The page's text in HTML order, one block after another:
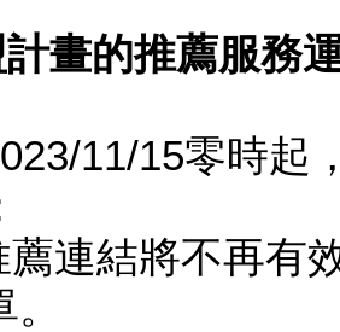
計畫的推薦服務
11/15零時起
薦連結將不再有